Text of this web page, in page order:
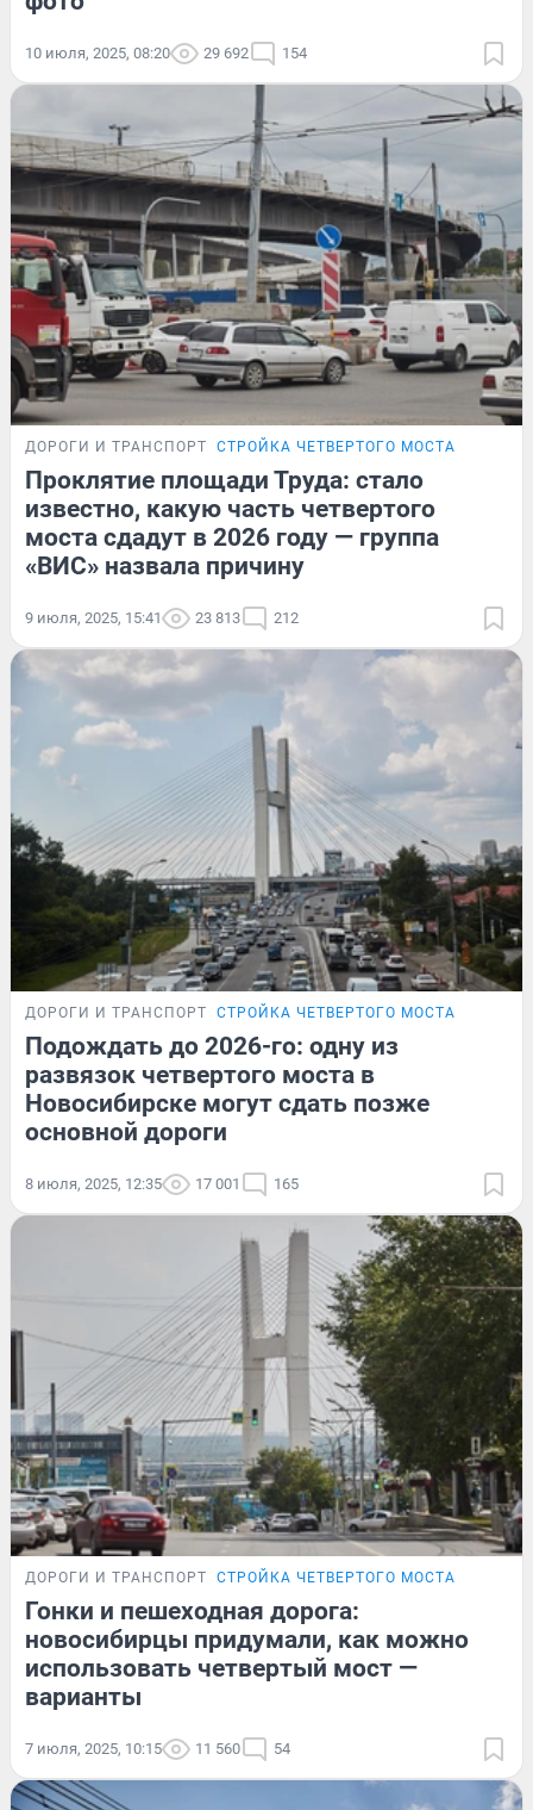
10 июля, 2025, 08:20 29 692 154
ДОРОГИ И ТРАНСПОРТ СТРОЙКА ЧЕТВЕРТОГО МОСТА
Проклятие площади Труда: стало
известно, какую часть четвертого
моста сдадут в 2026 году — группа
«ВИС» назвала причину
9 июля, 2025, 15:41 23 813 212
ДОРОГИ И ТРАНСПОРТ СТРОЙКА ЧЕТВЕРТОГО МОСТА
Подождать до 2026-го: одну из
развязок четвертого моста в
Новосибирске могут сдать позже
основной дороги
8 июля, 2025, 12:35 17 001 165
ДОРОГИ И ТРАНСПОРТ СТРОЙКА ЧЕТВЕРТОГО МОСТА
Гонки и пешеходная дорога:
новосибирцы придумали, как можно
использовать четвертый мост —
варианты
7 июля, 2025, 10:15 11 560 54